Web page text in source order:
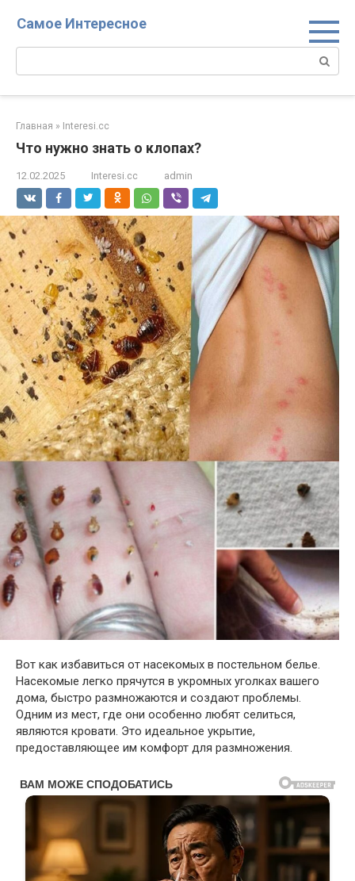
Самое Интересное
Поиск:
Главная » Interesi.cc
Что нужно знать о клопах?
12.02.2025 Interesi.cc admin
Вот как избавиться от насекомых в постельном белье.
Насекомые легко прячутся в укромных уголках вашего
дома, быстро размножаются и создают проблемы.
Одним из мест, где они особенно любят селиться,
являются кровати. Это идеальное укрытие,
предоставляющее им комфорт для размножения.